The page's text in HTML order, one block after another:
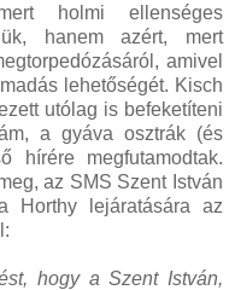
holmi ellenséges
hanem azért, mert
amivel
lehetőségét. Kisch
utólag is befeketíteni
a gyáva osztrák (és
hírére megfutamodtak.
az SMS Szent István
Horthy lejáratására az
hogy a Szent István,